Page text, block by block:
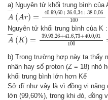
a) Nguyên tử khối trung bình của
¯¯¯¯
A ( Ar) = 40.99,60+36.0,34+38.0,06
100
A¯(Ar) =40.99,60+36.0,34+
Nguyên tử khối trung bình của K :
¯¯¯¯
A (K) = 39.93,26+41.6,73+40.0,01
100
A¯(K)= 39.93,26+41.6,73+40.0
b) Trong trường hợp này ta thấy
nhân hay số proton (Z = 18) nhỏ
khối trung bình lớn hơn Kế
Sở dĩ như vậy là vì đồng vị nặng
lớn (99,60%), trong khi đó, đồng